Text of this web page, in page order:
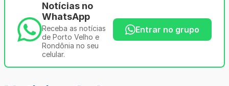
Notícias no
WhatsApp
Receba as notícias
de Porto Velho e
Rondônia no seu
celular.
Entrar no grupo